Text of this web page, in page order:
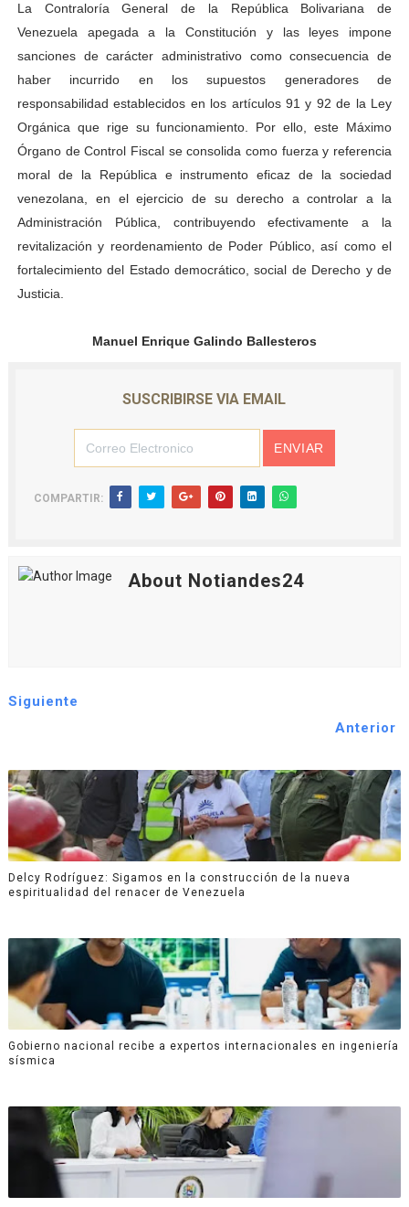
La Contraloría General de la República Bolivariana de
Venezuela apegada a la Constitución y las leyes impone
sanciones de carácter administrativo como consecuencia de
haber incurrido en los supuestos generadores de
responsabilidad establecidos en los artículos 91 y 92 de la Ley
Orgánica que rige su funcionamiento. Por ello, este Máximo
Órgano de Control Fiscal se consolida como fuerza y referencia
moral de la República e instrumento eficaz de la sociedad
venezolana, en el ejercicio de su derecho a controlar a la
Administración Pública, contribuyendo efectivamente a la
revitalización y reordenamiento de Poder Público, así como el
fortalecimiento del Estado democrático, social de Derecho y de
Justicia.
Manuel Enrique Galindo Ballesteros
SUSCRIBIRSE VIA EMAIL
COMPARTIR:
About Notiandes24
Siguiente
Anterior
Delcy Rodríguez: Sigamos en la construcción de la nueva
espiritualidad del renacer de Venezuela
Gobierno nacional recibe a expertos internacionales en ingeniería
sísmica